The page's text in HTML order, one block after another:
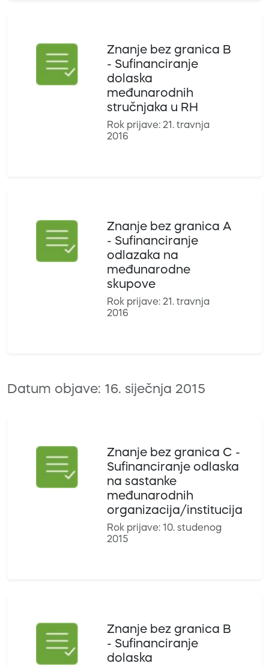
Znanje bez granica B
- Sufinanciranje
dolaska
međunarodnih
stručnjaka u RH
Rok prijave: 21. travnja
2016
Znanje bez granica A
- Sufinanciranje
odlazaka na
međunarodne
skupove
Rok prijave: 21. travnja
2016
Datum objave: 16. siječnja 2015
Znanje bez granica C -
Sufinanciranje odlaska
na sastanke
međunarodnih
organizacija/institucija
Rok prijave: 10. studenog
2015
Znanje bez granica B
- Sufinanciranje
dolaska